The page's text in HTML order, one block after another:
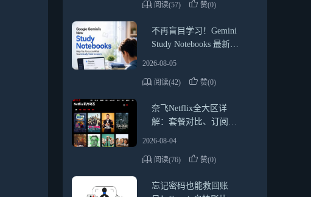
阅读(57) 赞(0)
不再盲目学习！Gemini
Study Notebooks 最新使
2026-08-05
阅读(42) 赞(0)
奈飞Netflix全大区详
解：套餐对比、订阅方
2026-08-04
阅读(76) 赞(0)
忘记密码也能救回账